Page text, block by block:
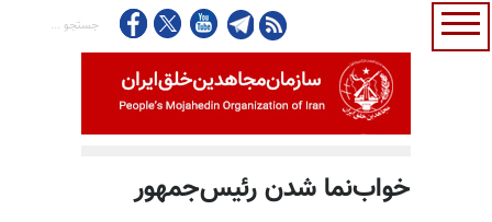
خواب‌نما شدن رئیس‌جمهور